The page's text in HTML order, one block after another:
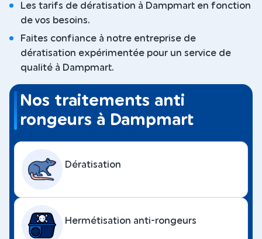
Les tarifs de dératisation à Dampmart en fonction
de vos besoins.
Faites confiance à notre entreprise de
dératisation expérimentée pour un service de
qualité à Dampmart.
Nos traitements anti
rongeurs à Dampmart
Dératisation
Hermétisation anti-rongeurs